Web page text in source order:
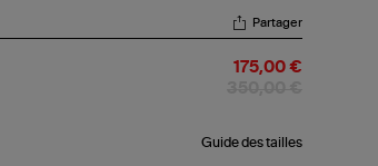
Partager
175,00 €
Guide des tailles